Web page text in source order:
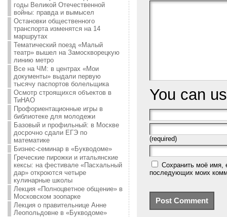
годы Великой Отечественной
войны: правда и вымысел
Остановки общественного
транспорта изменятся на 14
маршрутах
Тематический поезд «Малый
театр» вышел на Замоскворецкую
линию метро
Все на ЧМ: в центрах «Мои
документы» выдали первую
тысячу паспортов болельщика
Осмотр строящихся объектов в
ТиНАО
Профориентационные игры в
библиотеке для молодежи
Базовый и профильный: в Москве
досрочно сдали ЕГЭ по
математике
Бизнес-семинар в «Букводоме»
Греческие пирожки и итальянские
кексы: на фестивале «Пасхальный
дар» откроются четыре
кулинарные школы
Лекция «Полноцветное общение» в
Московском зоопарке
Лекция о правительнице Анне
Леопольдовне в «Букводоме»
You can
(required)
Сохранить моё имя,
последующих моих